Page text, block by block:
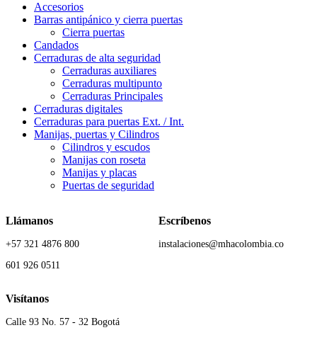
Accesorios
Barras antipánico y cierra puertas
Cierra puertas
Candados
Cerraduras de alta seguridad
Cerraduras auxiliares
Cerraduras multipunto
Cerraduras Principales
Cerraduras digitales
Cerraduras para puertas Ext. / Int.
Manijas, puertas y Cilindros
Cilindros y escudos
Manijas con roseta
Manijas y placas
Puertas de seguridad
Llámanos
+57 321 4876 800
601 926 0511
Escríbenos
instalaciones@mhacolombia.co
Visítanos
Calle 93 No. 57 - 32 Bogotá